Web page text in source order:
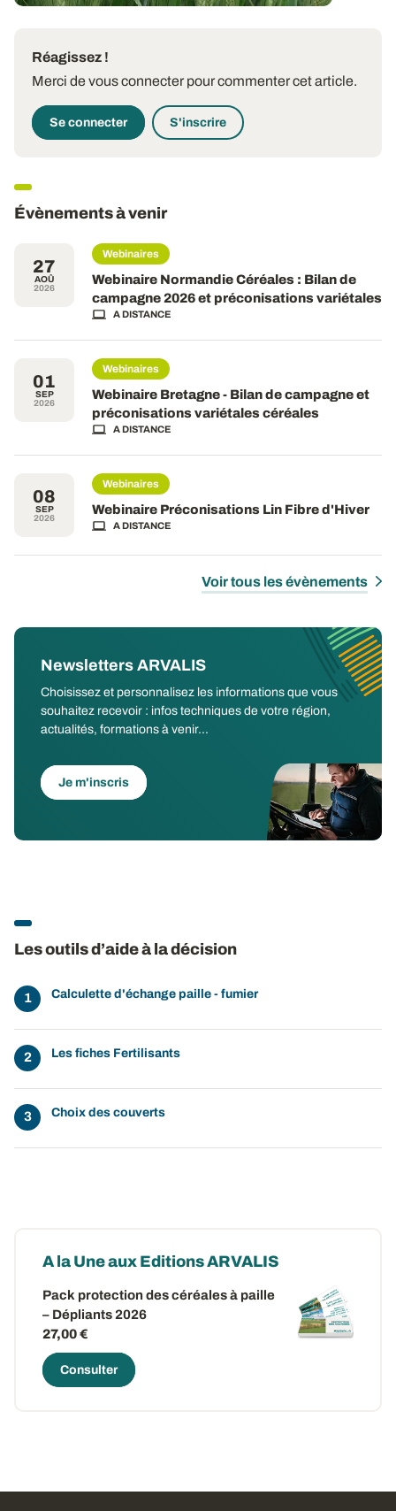
Réagissez !
Merci de vous connecter pour commenter cet article.
Se connecter S'inscrire
Évènements à venir
27
AOÛ
2026
Webinaires
Webinaire Normandie Céréales : Bilan de
campagne 2026 et préconisations variétales
A DISTANCE
01
SEP
2026
Webinaires
Webinaire Bretagne - Bilan de campagne et
préconisations variétales céréales
A DISTANCE
08
SEP
2026
Webinaires
Webinaire Préconisations Lin Fibre d'Hiver
A DISTANCE
Voir tous les évènements
Newsletters ARVALIS
Choisissez et personnalisez les informations que vous
souhaitez recevoir : infos techniques de votre région,
actualités, formations à venir...
Je m'inscris
Les outils d’aide à la décision
Calculette d'échange paille - fumier
Les fiches Fertilisants
Choix des couverts
A la Une aux Editions ARVALIS
Pack protection des céréales à paille
– Dépliants 2026
27,00 €
Consulter